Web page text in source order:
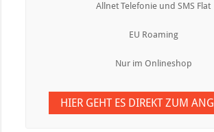
Allnet Telefonie und SMS Flat
EU Roaming
Nur im Onlineshop
HIER GEHT ES DIREKT ZUM